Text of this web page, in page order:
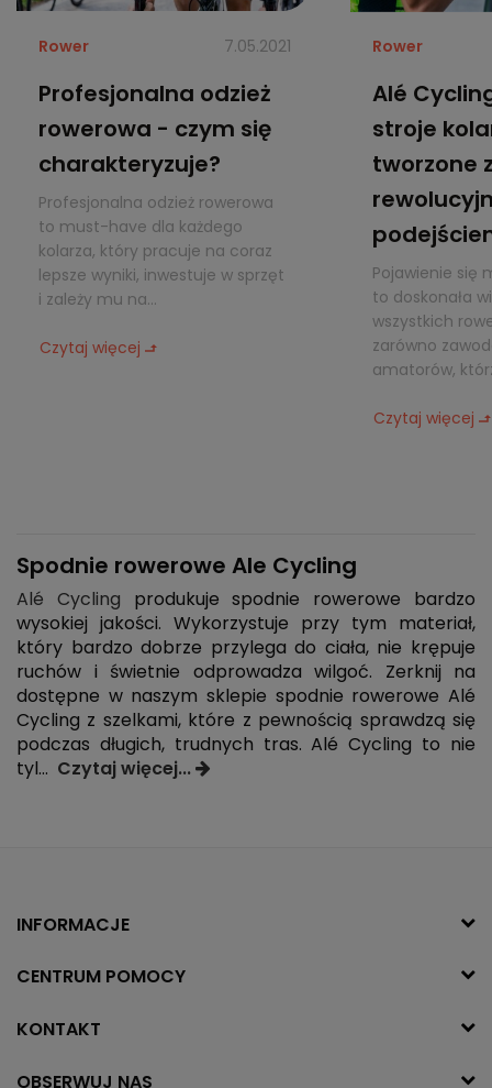
Rower 7.05.2021
Profesjonalna odzież
rowerowa - czym się
charakteryzuje?
Profesjonalna odzież rowerowa
to must-have dla każdego
kolarza, który pracuje na coraz
lepsze wyniki, inwestuje w sprzęt
i zależy mu na...
Czytaj więcej
Rower
Alé
stroje
tworzone
Pojawienie się
to doskonała
wszystkich
zarówno
amatorów,
Czytaj więcej
Spodnie rowerowe Ale Cycling
Alé Cycling produkuje spodnie rowerowe bardzo
wysokiej jakości. Wykorzystuje przy tym materiał,
który bardzo dobrze przylega do ciała, nie krępuje
ruchów i świetnie odprowadza wilgoć. Zerknij na
dostępne w naszym sklepie spodnie rowerowe Alé
Cycling z szelkami, które z pewnością sprawdzą się
podczas długich, trudnych tras. Alé Cycling to nie
tyl... Czytaj więcej...
INFORMACJE
CENTRUM POMOCY
KONTAKT
OBSERWUJ NAS